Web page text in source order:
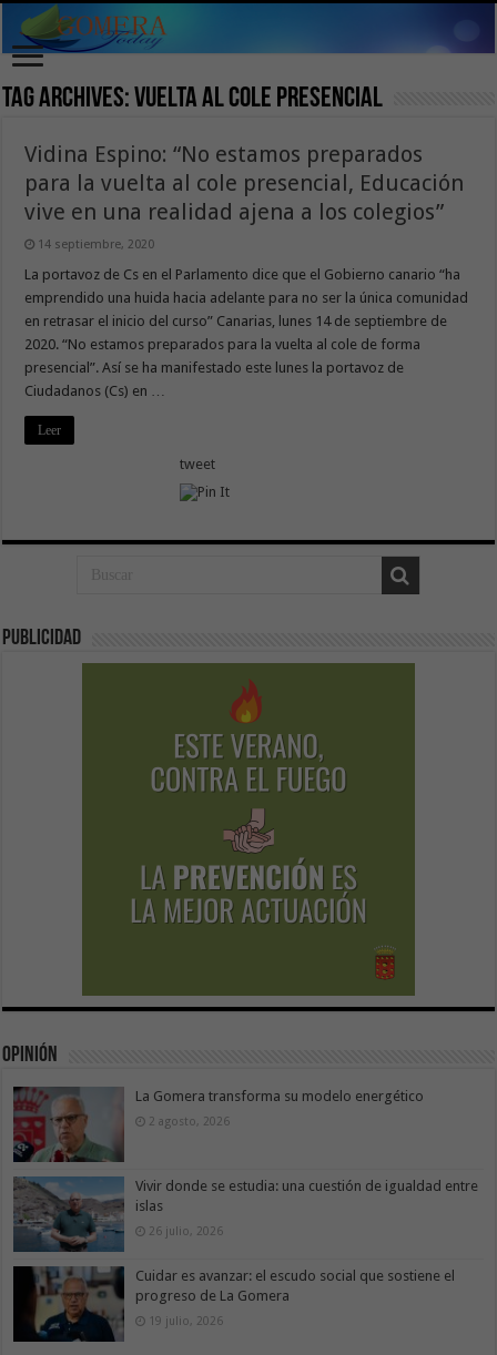
Tag Archives:vuelta al cole presencial
Vidina Espino: “No estamos preparados
para la vuelta al cole presencial, Educación
vive en una realidad ajena a los colegios”
14 septiembre, 2020
La portavoz de Cs en el Parlamento dice que el Gobierno canario “ha
emprendido una huida hacia adelante para no ser la única comunidad
en retrasar el inicio del curso” Canarias, lunes 14 de septiembre de
2020. “No estamos preparados para la vuelta al cole de forma
presencial”. Así se ha manifestado este lunes la portavoz de
Ciudadanos (Cs) en …
Leer
tweet
Publicidad
Opinión
La Gomera transforma su modelo energético
2 agosto, 2026
Vivir donde se estudia: una cuestión de igualdad entre
islas
26 julio, 2026
Cuidar es avanzar: el escudo social que sostiene el
progreso de La Gomera
19 julio, 2026